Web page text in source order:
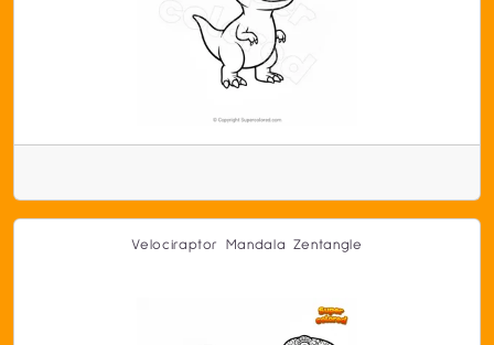
Velociraptor Mandala Zentangle